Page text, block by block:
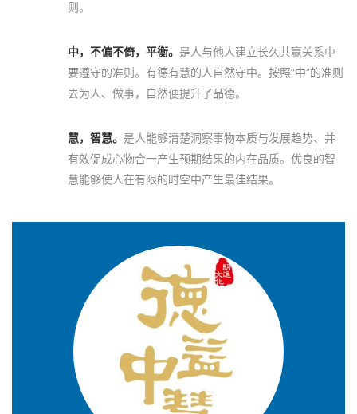
则。
中，不偏不倚，平衡。 是人与他人建立长久共赢关系中
要遵守的准则。有德有慧的人自然守中。按照“中”的准则
去为人、做事，自然便提升了品德。
慧，智慧。 是人能够清楚洞察事物本质与发展趋势、并
有效促成心物合一产生预期结果的内在品质。优良的智
慧能够使人在有限的时空中产生最佳结果。